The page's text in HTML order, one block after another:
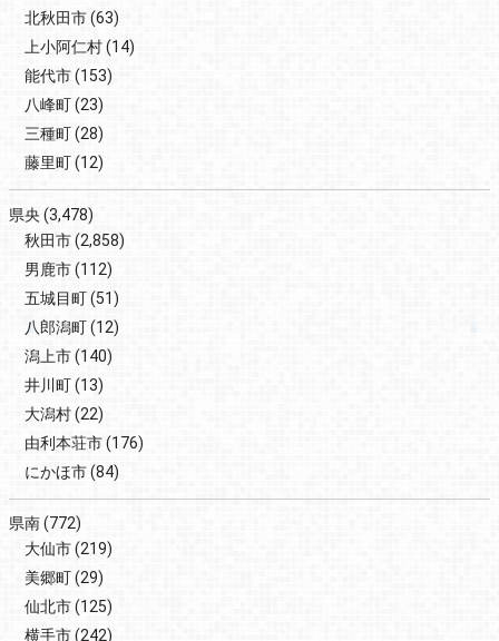
北秋田市(63)
上小阿仁村(14)
能代市(153)
八峰町(23)
三種町(28)
藤里町(12)
県央 (3,478)
秋田市(2,858)
男鹿市(112)
五城目町(51)
八郎潟町(12)
潟上市(140)
井川町(13)
大潟村(22)
由利本荘市(176)
にかほ市(84)
県南(772)
大仙市(219)
美郷町(29)
仙北市(125)
横手市(242)